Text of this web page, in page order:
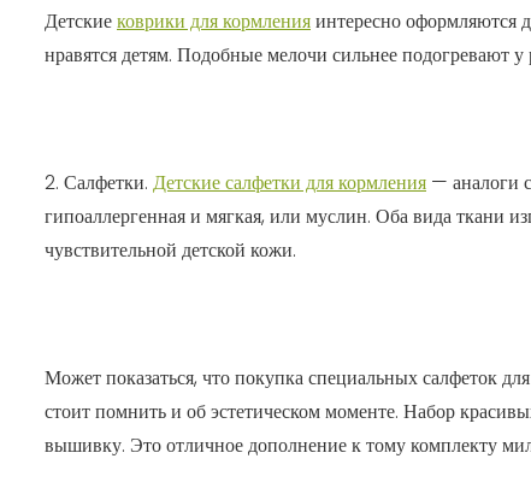
Детскиековрики для кормленияинтересно оформляются
нравятся детям. Подобные мелочи сильнее подогревают
2. Салфетки. Детские салфетки для кормления — аналоги
гипоаллергенная и мягкая, или муслин. Оба вида ткани
чувствительной детской кожи.
Может показаться, что покупка специальных салфеток
стоит помнить и об эстетическом моменте. Набор
вышивку. Это отличное дополнение к тому комплекту